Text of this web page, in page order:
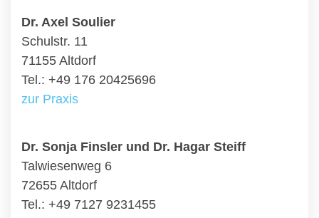
Dr. Axel Soulier
Schulstr. 11
71155 Altdorf
Tel.: +49 176 20425696
zur Praxis
Dr. Sonja Finsler und Dr. Hagar Steiff
Talwiesenweg 6
72655 Altdorf
Tel.: +49 7127 9231455